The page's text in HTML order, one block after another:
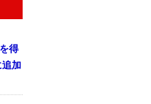
得
加